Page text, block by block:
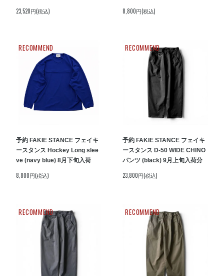
23,520円(税込) 8,800円(税込)
RECOMMEND
予約 FAKIE STANCE フェイキ
ースタンス Hockey Long slee
ve (navy blue) 8月下旬入荷
8,800円(税込)
RECOMMEND
予約 FAKIE STANCE フェイキ
ースタンス D-50 WIDE CHINO
パンツ (black) 9月上旬入荷分
23,800円(税込)
RECOMMEND RECOMMEND